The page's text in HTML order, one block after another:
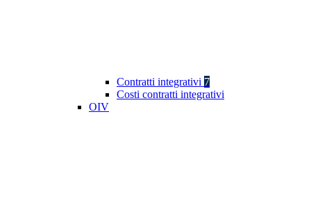
Contratti integrativi 7
Costi contratti integrativi
OIV